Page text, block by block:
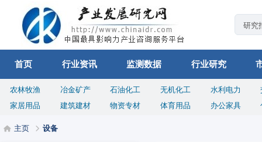
首页 行业资讯 监测数据 行业研究
农林牧渔 冶金矿产 石油化工 无机化工 水利电力
家居用品
建筑建材 物资专材 体育用品 办公家具
主页 设备